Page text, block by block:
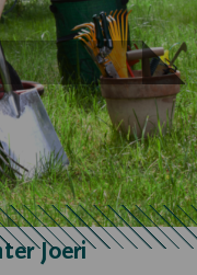
Joeri